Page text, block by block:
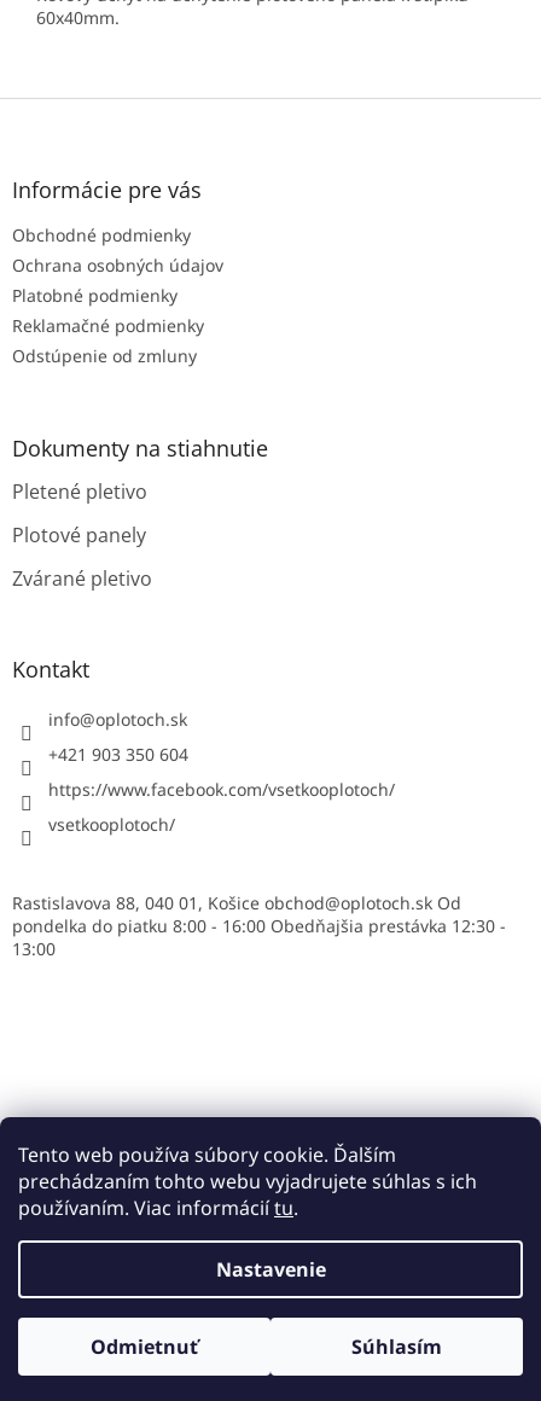
Tento web používa súbory cookie. Ďalším
prechádzaním tohto webu vyjadrujete súhlas s ich
používaním. Viac informáciítu.
Nastavenie
Odmietnuť Súhlasím
60x40mm.
Z
Informácie pre vás
Obchodné podmienky
Ochrana osobných údajov
Platobné podmienky
Reklamačné podmienky
Odstúpenie od zmluny
Dokumenty na stiahnutie
Pletené pletivo
Plotové panely
Zvárané pletivo
Kontakt
info@oplotoch.sk
+421 903 350 604
https://www.facebook.com/vsetkooplotoch/
vsetkooplotoch/
Rastislavova 88, 040 01, Košice obchod@oplotoch.sk Od
pondelka do piatku 8:00 - 16:00 Obedňajšia prestávka 12:30 -
13:00
všetko O PLOTOCH